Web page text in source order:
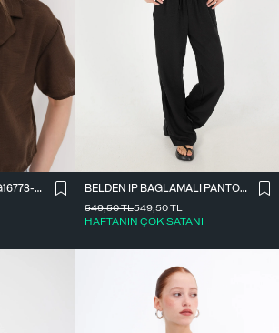
KISA KOLLU GÖMLEK G16773-Z8
BELDEN İ̇P BAĞLAMALI PANTOLON PN16372-İ6
549,50TL
HAFTANIN ÇOK SATANI
549,50TL